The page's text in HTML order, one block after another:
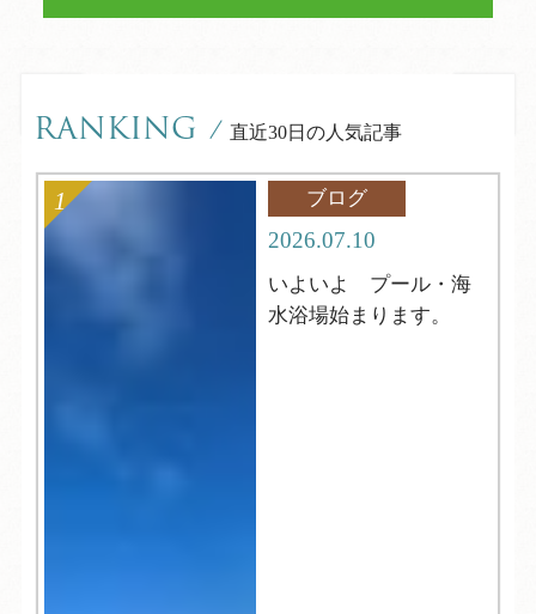
RANKING / 直近30日の人気記事
ブログ
2026.07.10
いよいよ プール・海
水浴場始まります。